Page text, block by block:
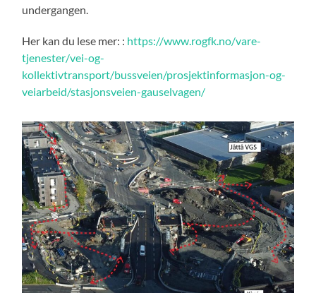
undergangen.
Her kan du lese mer: : https://www.rogfk.no/vare-
tjenester/vei-og-
kollektivtransport/bussveien/prosjektinformasjon-og-
veiarbeid/stasjonsveien-gauselvagen/